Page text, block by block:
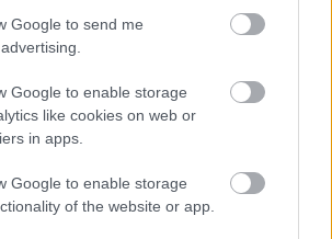
Google to send me
Google to enable storage
like cookies on web or
in apps.
Google to enable storage
of the website or app.
is jól bírják a csípős fagyos
feldobva. Felfelé a
post
29.